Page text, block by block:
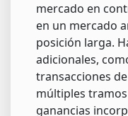
mercado en
en un mercado
posición larga.
adicionales,
transacciones
múltiples
ganancias